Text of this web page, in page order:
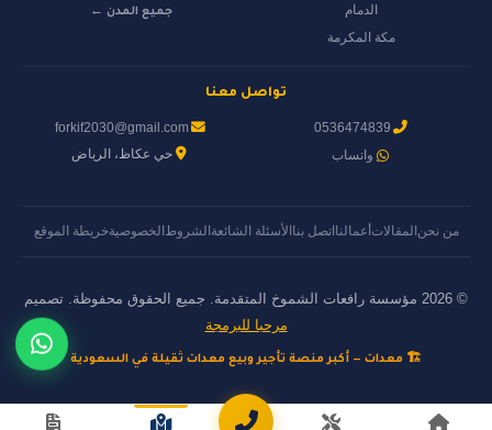
الدمام
مكة المكرمة
جميع المدن ←
تواصل معنا
0536474839
واتساب
forkif2030@gmail.com
حي عكاظ، الرياض
من نحن المقالات أعمالنا اتصل بنا الأسئلة الشائعة الشروط الخصوصيةخريطة الموقع
© 2026 مؤسسة رافعات الشموخ المتقدمة. جميع الحقوق محفوظة. تصميم
مرحبا للبرمجة
🏗️ معدات — أكبر منصة تأجير وبيع معدات ثقيلة في السعودية